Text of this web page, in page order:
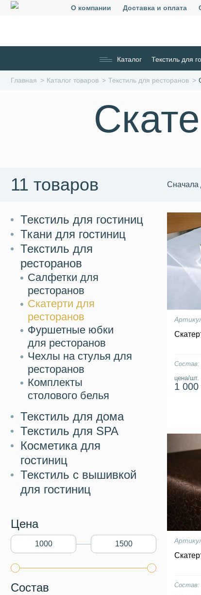
О компании Доставка и оплата
Каталог Текстиль для
Главная Каталог товаров Текстиль для ресторанов
11 товаров
Текстиль для гостиниц
Ткани для гостиниц
Текстиль для
ресторанов
Салфетки для
ресторанов
Скатерти для
ресторанов
Фуршетные юбки
для ресторанов
Чехлы на стулья для
ресторанов
Комплекты
столового белья
Текстиль для дома
Текстиль для SPA
Косметика для
гостиниц
Текстиль с вышивкой
для гостиниц
Цена
Состав
цена/шт.
1 000
Состав:
Состав: